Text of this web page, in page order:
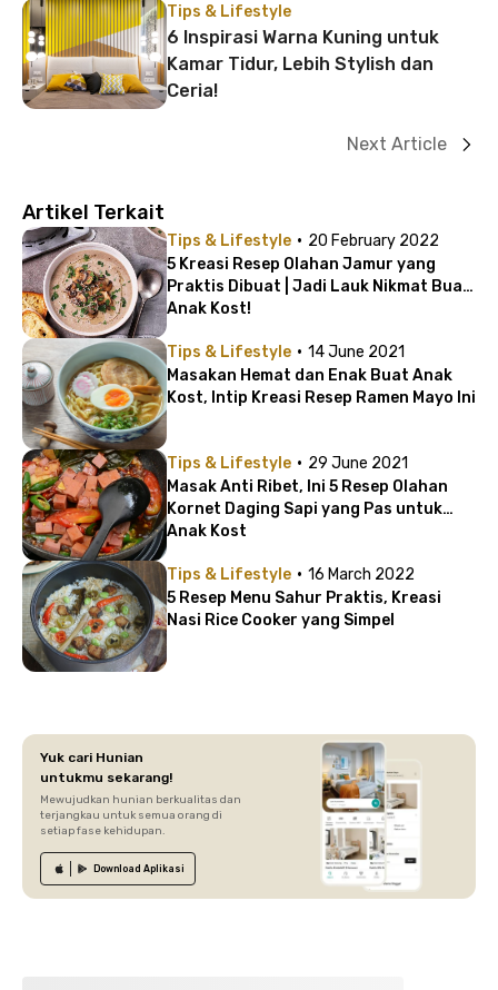
Tips & Lifestyle
6 Inspirasi Warna Kuning untuk
Kamar Tidur, Lebih Stylish dan
Ceria!
Next Article
Artikel Terkait
Tips & Lifestyle · 20 February 2022
5 Kreasi Resep Olahan Jamur yang
Praktis Dibuat | Jadi Lauk Nikmat Buat
Anak Kost!
Tips & Lifestyle · 14 June 2021
Masakan Hemat dan Enak Buat Anak
Kost, Intip Kreasi Resep Ramen Mayo Ini
Tips & Lifestyle · 29 June 2021
Masak Anti Ribet, Ini 5 Resep Olahan
Kornet Daging Sapi yang Pas untuk
Anak Kost
Tips & Lifestyle · 16 March 2022
5 Resep Menu Sahur Praktis, Kreasi
Nasi Rice Cooker yang Simpel
Yuk cari Hunian
untukmu sekarang!
Mewujudkan hunian berkualitas dan
terjangkau untuk semua orang di
setiap fase kehidupan.
Download Aplikasi